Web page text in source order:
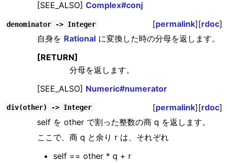
[SEE_ALSO] Complex#conj
denominator -> Integer [permalink][rdoc]
自身を Rationalに変換した時の分母を返します。
[RETURN]
分母を返します。
[SEE_ALSO] Numeric#numerator
div(other) -> Integer [permalink][rdoc]
self を other で割った整数の商 q を返します。
ここで、商 q と余り r は、それぞれ
self == other * q + r